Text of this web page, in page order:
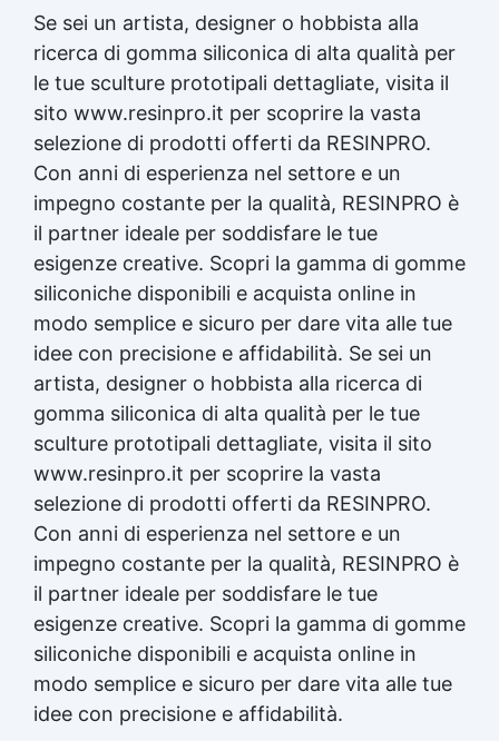
temperature superiori a +250°C o a sostanze
chimiche aggressive non compatibili con
siliconi. Useful articles Gomma siliconica per
dettagli 22 articles ▸ Gomma siliconica per
modelli dettagliati Gomma siliconica per
oggetti complessi Gomma siliconica per
modelli complessi Gomma siliconica per
dettagli precisi Gomma siliconica per dettagli
artistici Gomma siliconica per modelli
artistici Gomma siliconica per modelli
durevoli Gomma siliconica per calchi
dettagliati Gomma siliconica per dettagli
complessi Gomma siliconica per modellini
dettagliati Gomma siliconica dettagliata
Gomma siliconica per modelli precisi Gomma
siliconica per calchi precisi Gomma siliconica
per oggetti artistici Gomma siliconica per
dettagli Gomma siliconica per calchi artistici
Gomma siliconica per oggetti durevoli
Gomma siliconica per modelli Gomma
siliconica ad alta precisione Gomma
siliconica per dettagli durevoli Gomma
siliconica per modellini Gomma siliconica per
modelli resistenti See all articles → Silicone
e tempi di asciugatura 15 articles ▸ Formine
al silicone Calco silicone Silicone
bicomponente Silicone per calchi Olio di
silicone In quanto tempo asciuga il silicone
trasparente Siliconi liquidi Silicone quanto
tempo per asciugare Silicone tempo
asciugatura Formine silicone In quanto
Se sei un artista, designer o hobbista alla
ricerca di gomma siliconica di alta qualità per
le tue sculture prototipali dettagliate, visita il
sito www.resinpro.it per scoprire la vasta
selezione di prodotti offerti da RESINPRO.
Con anni di esperienza nel settore e un
impegno costante per la qualità, RESINPRO è
il partner ideale per soddisfare le tue
esigenze creative. Scopri la gamma di gomme
siliconiche disponibili e acquista online in
modo semplice e sicuro per dare vita alle tue
idee con precisione e affidabilità. Se sei un
artista, designer o hobbista alla ricerca di
gomma siliconica di alta qualità per le tue
sculture prototipali dettagliate, visita il sito
www.resinpro.it per scoprire la vasta
selezione di prodotti offerti da RESINPRO.
Con anni di esperienza nel settore e un
impegno costante per la qualità, RESINPRO è
il partner ideale per soddisfare le tue
esigenze creative. Scopri la gamma di gomme
siliconiche disponibili e acquista online in
modo semplice e sicuro per dare vita alle tue
idee con precisione e affidabilità.